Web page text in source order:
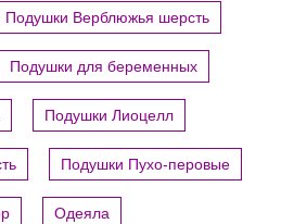
Подушки Верблюжья шерсть
Подушки для беременных
Подушки Лиоцелл
Подушки Пухо-перовые
Одеяла